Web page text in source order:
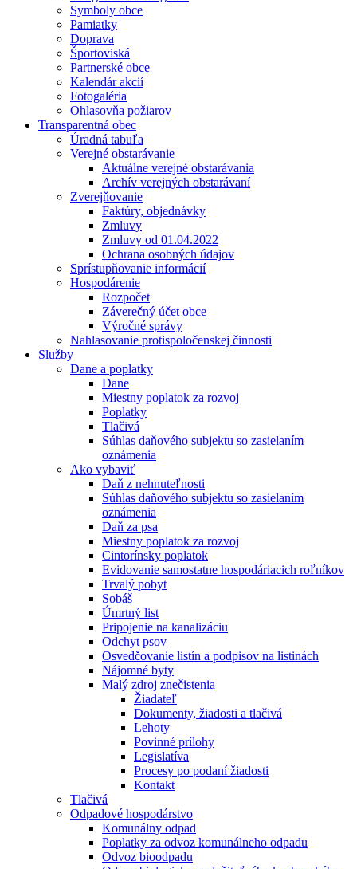
Symboly obce
Pamiatky
Doprava
Športoviská
Partnerské obce
Kalendár akcií
Fotogaléria
Ohlasovňa požiarov
Transparentná obec
Úradná tabuľa
Verejné obstarávanie
Aktuálne verejné obstarávania
Archív verejných obstarávaní
Zverejňovanie
Faktúry, objednávky
Zmluvy
Zmluvy od 01.04.2022
Ochrana osobných údajov
Sprístupňovanie informácií
Hospodárenie
Rozpočet
Záverečný účet obce
Výročné správy
Nahlasovanie protispoločenskej činnosti
Služby
Dane a poplatky
Dane
Miestny poplatok za rozvoj
Poplatky
Tlačivá
Súhlas daňového subjektu so zasielaním
oznámenia
Ako vybaviť
Daň z nehnuteľnosti
Súhlas daňového subjektu so zasielaním
oznámenia
Daň za psa
Miestny poplatok za rozvoj
Cintorínsky poplatok
Evidovanie samostatne hospodáriacich roľníkov
Trvalý pobyt
Sobáš
Úmrtný list
Pripojenie na kanalizáciu
Odchyt psov
Osvedčovanie listín a podpisov na listinách
Nájomné byty
Malý zdroj znečistenia
Žiadateľ
Dokumenty, žiadosti a tlačivá
Lehoty
Povinné prílohy
Legislatíva
Procesy po podaní žiadosti
Kontakt
Tlačivá
Odpadové hospodárstvo
Komunálny odpad
Poplatky za odvoz komunálneho odpadu
Odvoz bioodpadu